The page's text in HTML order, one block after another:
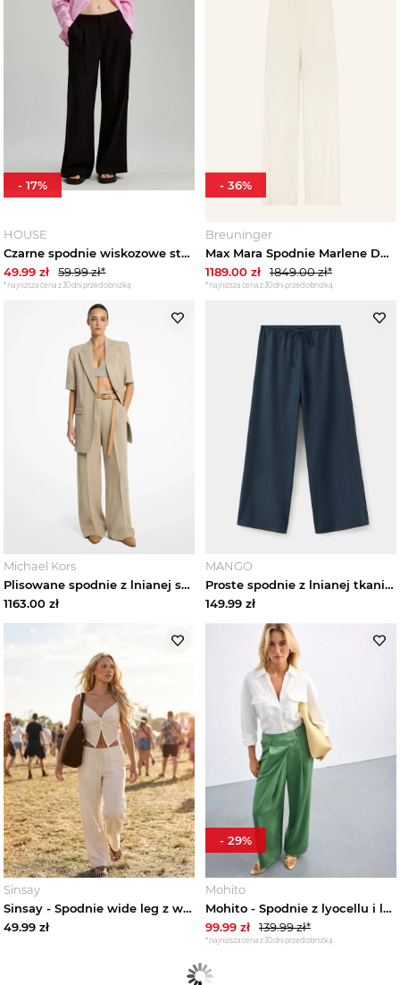
HOUSE
Czarne spodnie wiskozowe straight fit z domieszką lnu House
49.99 zł 59.99zł*
*najniższa cena z 30 dni przed obniżką
-17%
Breuninger
Max Mara Spodnie Marlene Destino Z Lnu beige
1189.00 zł 1849.00zł*
*najniższa cena z 30 dni przed obniżką
- 36%
Michael Kors
Plisowane spodnie z lnianej serży Michael Kors
1163.00 zł
MANGO
Proste spodnie z lnianej tkaniny ciemnogranatowy - Teen - MANGO TEEN
149.99 zł
Sinsay
Sinsay - Spodnie wide leg z wiskozą i domieszką lnu - kremowy
49.99 zł
Mohito
Mohito - Spodnie z lyocellu i lnu - zielony
99.99 zł 139.99zł*
*najniższa cena z 30 dni przed obniżką
- 29%